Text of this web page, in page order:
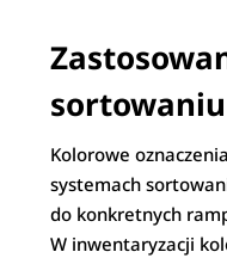
Kolorowe
systemach
do konkretnych
W inwentaryzacji